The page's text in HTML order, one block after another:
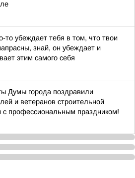
то убеждает тебя в том, что твои
знай, он убеждает и
этим самого себя
Думы города поздравили
и ветеранов строительной
с профессиональным праздником!